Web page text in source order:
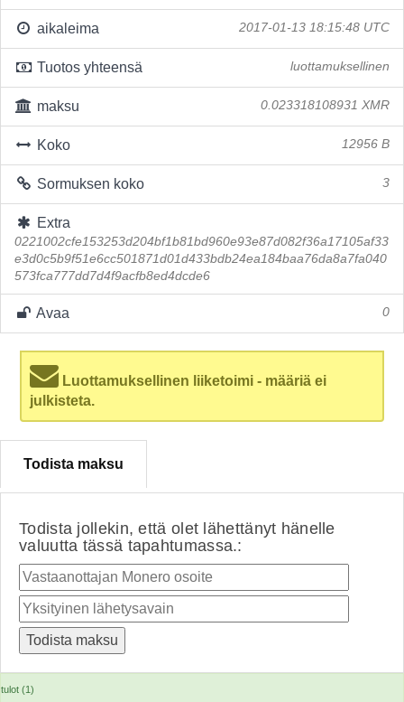
aikaleima 2017-01-13 18:15:48 UTC
Tuotos yhteensä luottamuksellinen
maksu 0.023318108931 XMR
Koko 12956 B
Sormuksen koko 3
Extra
0221002cfe153253d204bf1b81bd960e93e87d082f36a17105af33
e3d0c5b9f51e6cc501871d01d433bdb24ea184baa76da8a7fa040
573fca777dd7d4f9acfb8ed4dcde6
Avaa 0
Luottamuksellinen liiketoimi - määriä ei
julkisteta.
Todista maksu
Todista jollekin, että olet lähettänyt hänelle
valuutta tässä tapahtumassa.:
tulot (1)